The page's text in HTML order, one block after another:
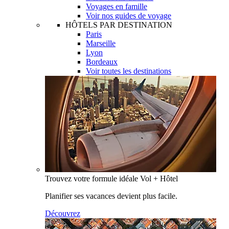
Voyages en famille
Voir nos guides de voyage
HÔTELS PAR DESTINATION
Paris
Marseille
Lyon
Bordeaux
Voir toutes les destinations
Trouvez votre formule idéale Vol + Hôtel
Planifier ses vacances devient plus facile.
Découvrez